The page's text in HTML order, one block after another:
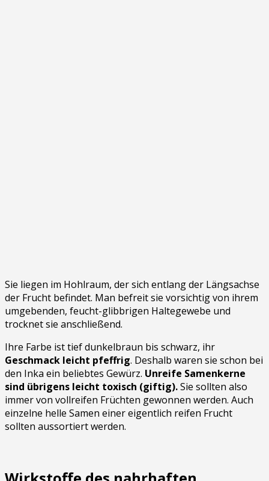
Sie liegen im Hohlraum, der sich entlang der Längsachse
der Frucht befindet. Man befreit sie vorsichtig von ihrem
umgebenden, feucht-glibbrigen Haltegewebe und
trocknet sie anschließend.
Ihre Farbe ist tief dunkelbraun bis schwarz, ihr
Geschmack leicht pfeffrig. Deshalb waren sie schon bei
den Inka ein beliebtes Gewürz. Unreife Samenkerne
sind übrigens leicht toxisch (giftig).Sie sollten also
immer von vollreifen Früchten gewonnen werden. Auch
einzelne helle Samen einer eigentlich reifen Frucht
sollten aussortiert werden.